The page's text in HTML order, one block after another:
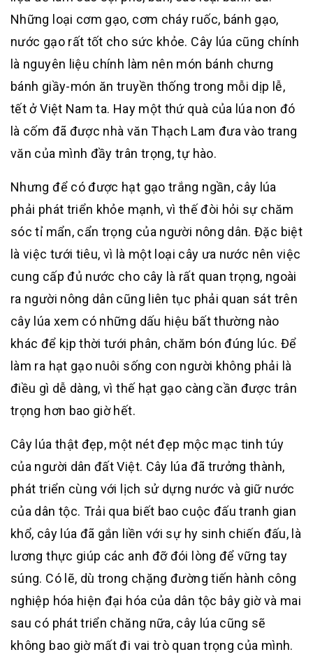
Những loại cơm gạo, cơm cháy ruốc, bánh gạo,
nước gạo rất tốt cho sức khỏe. Cây lúa cũng chính
là nguyên liệu chính làm nên món bánh chưng
bánh giầy-món ăn truyền thống trong mỗi dịp lễ,
tết ở Việt Nam ta. Hay một thứ quà của lúa non đó
là cốm đã được nhà văn Thạch Lam đưa vào trang
văn của mình đầy trân trọng, tự hào.
Nhưng để có được hạt gạo trắng ngần, cây lúa
phải phát triển khỏe mạnh, vì thế đòi hỏi sự chăm
sóc tỉ mẩn, cẩn trọng của người nông dân. Đặc biệt
là việc tưới tiêu, vì là một loại cây ưa nước nên việc
cung cấp đủ nước cho cây là rất quan trọng, ngoài
ra người nông dân cũng liên tục phải quan sát trên
cây lúa xem có những dấu hiệu bất thường nào
khác để kịp thời tưới phân, chăm bón đúng lúc. Để
làm ra hạt gạo nuôi sống con người không phải là
điều gì dễ dàng, vì thế hạt gạo càng cần được trân
trọng hơn bao giờ hết.
Cây lúa thật đẹp, một nét đẹp mộc mạc tinh túy
của người dân đất Việt. Cây lúa đã trưởng thành,
phát triển cùng với lịch sử dựng nước và giữ nước
của dân tộc. Trải qua biết bao cuộc đấu tranh gian
khổ, cây lúa đã gắn liền với sự hy sinh chiến đấu, là
lương thực giúp các anh đỡ đói lòng để vững tay
súng. Có lẽ, dù trong chặng đường tiến hành công
nghiệp hóa hiện đại hóa của dân tộc bây giờ và mai
sau có phát triển chăng nữa, cây lúa cũng sẽ
không bao giờ mất đi vai trò quan trọng của mình.